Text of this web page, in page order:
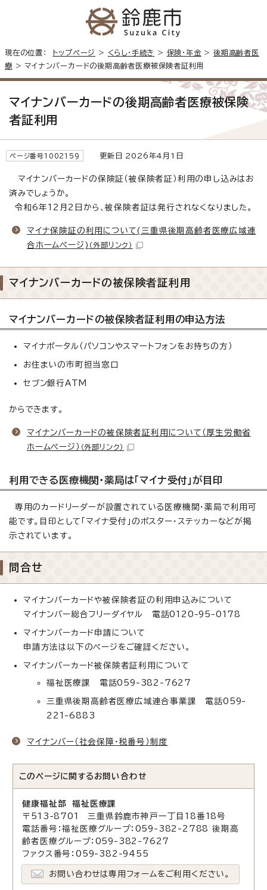
現在の位置： トップページ > くらし・手続き > 保険・年金 >後期高齢者医
療 > マイナンバーカードの後期高齢者医療被保険者証利用
マイナンバーカードの後期高齢者医療被保険
者証利用
ページ番号1002159 更新日 2026年4月1日
マイナンバーカードの保険証（被保険者証）利用の申し込みはお
済みでしょうか。
令和6年12月2日から、被保険者証は発行されなくなりました。
マイナ保険証の利用について(三重県後期高齢者医療広域連
合ホームページ) （外部リンク）
マイナンバーカードの被保険者証利用
マイナンバーカードの被保険者証利用の申込方法
マイナポータル（パソコンやスマートフォンをお持ちの方）
お住まいの市町担当窓口
セブン銀行ATM
からできます。
マイナンバーカードの被保険者証利用について（厚生労働省
ホームページ） （外部リンク）
利用できる医療機関・薬局は「マイナ受付」が目印
専用のカードリーダーが設置されている医療機関・薬局で利用可
能です。目印として「マイナ受付」のポスター・ステッカーなどが掲
示されています。
問合せ
マイナンバーカードや被保険者証の利用申込みについて
マイナンバー総合フリーダイヤル 電話0120-95-0178
マイナンバーカード申請について
申請方法は以下のページをご確認ください。
マイナンバーカード被保険者証利用について
福祉医療課 電話059-382-7627
三重県後期高齢者医療広域連合事業課 電話059-
221-6883
マイナンバー（社会保障・税番号）制度
このページに関する お問い合わせ
健康福祉部 福祉医療課
〒513-8701 三重県鈴鹿市神戸一丁目18番18号
電話番号：福祉医療グループ：059-382-2788 後期高
齢者医療グループ：059-382-7627
ファクス番号：059-382-9455
お問い合わせは専用フォームをご利用ください。